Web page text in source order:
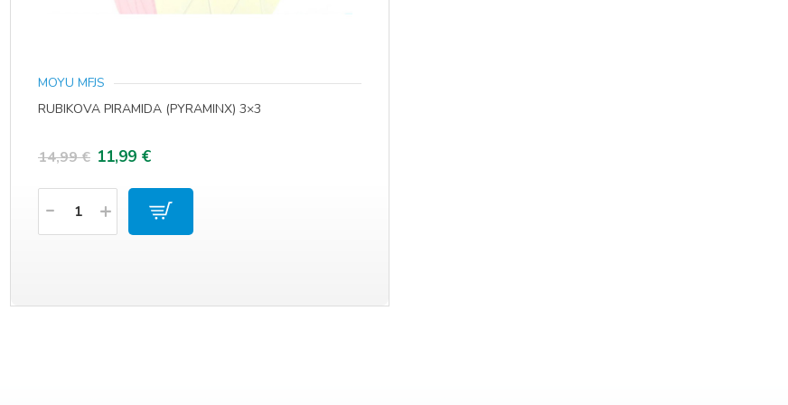
MOYU MFJS
RUBIKOVA PIRAMIDA (PYRAMINX) 3×3
14,99€ Izvorna
cijena
bila
11,99 €Trenutna
cijena
je:
Količina